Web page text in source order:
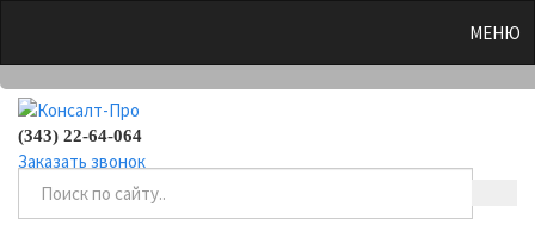
МЕНЮ
(343) 22-64-064
Заказать звонок